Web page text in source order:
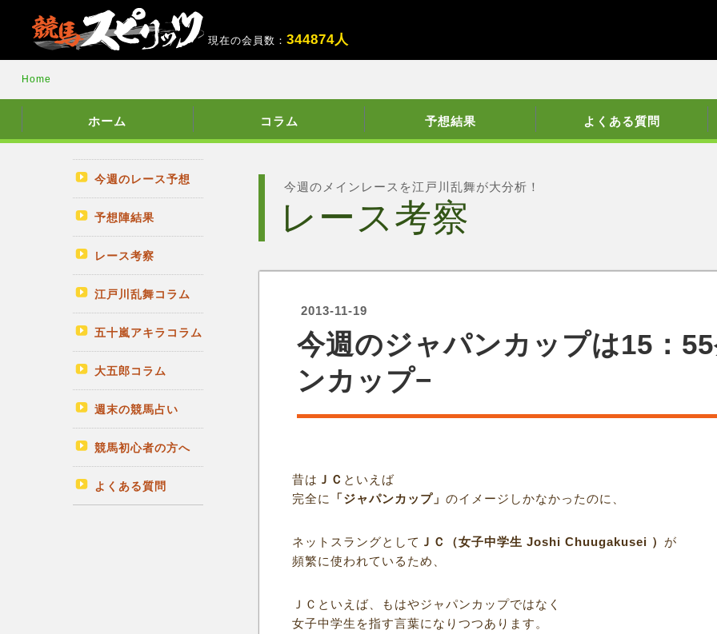
現在の会員数：344874人
Home
ホーム コラム 予想結果 よくある質問
今週のレース予想
予想陣結果
レース考察
江戸川乱舞コラム
五十嵐アキラコラム
大五郎コラム
週末の競馬占い
競馬初心者の方へ
よくある質問
今週のメインレースを江戸川乱舞が大分析！
レース考察
2013-11-19
今週のジャパンカップは15：
ンカップ−
昔は ＪＣ といえば
完全に
「ジャパンカップ」のイメージしかなかったのに、
ネットスラングとして ＪＣ（女子中学生 Joshi Chuugakusei ） が
頻繁に使われているため、
ＪＣといえば、もはやジャパンカップではなく
女子中学生を指す言葉になりつつあります。